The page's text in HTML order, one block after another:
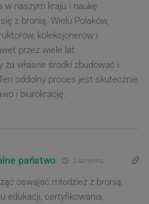
naszym kraju i naukę
z bronią. Wielu Polaków,
kolekcjonerów i
przez wiele lat
własne środki zbudować i
oddolny proces jest skutecznie
i biurokrację.
państwo 2 lat temu
oswajać młodzież z bronią,
edukacji, certyfikowania,